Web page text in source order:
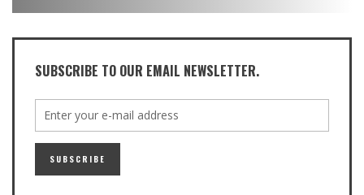
SUBSCRIBE TO OUR EMAIL NEWSLETTER.